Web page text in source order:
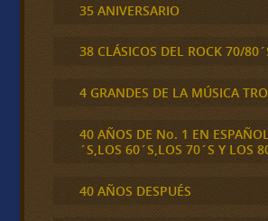
35 ANIVERSARIO
38 CLÁSICOS DEL ROCK 70/
4 GRANDES DE LA MÚSICA
40 AÑOS DE No. 1 EN
´S,LOS 60´S,LOS 70´S Y LOS
40 AÑOS DESPUÉS